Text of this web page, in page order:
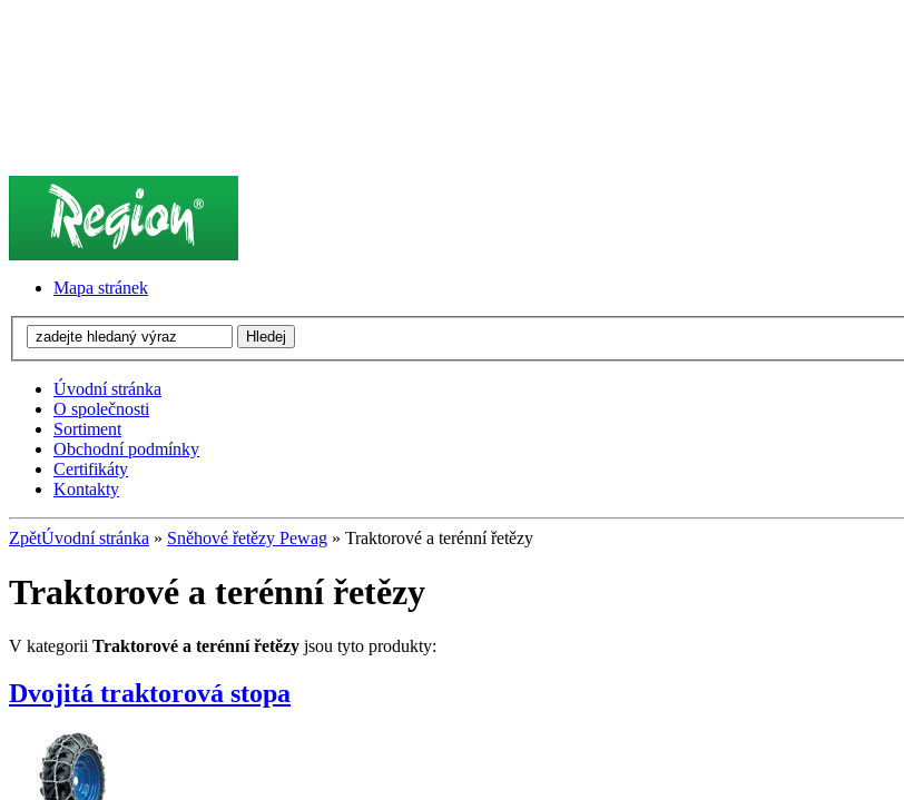
Mapa stránek
Úvodní stránka
O společnosti
Sortiment
Obchodní podmínky
Certifikáty
Kontakty
ZpětÚvodní stránka » Sněhové řetězy Pewag » Traktorové a terénní řetězy
Traktorové a terénní řetězy
V kategorii Traktorové a terénní řetězy jsou tyto produkty:
Dvojitá traktorová stopa